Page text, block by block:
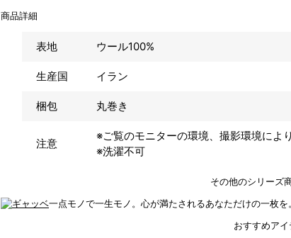
商品詳細
表地 ウール100%
生産国 イラン
梱包 丸巻き
注意
※ご覧のモニターの環境、撮影環境によ
※洗濯不可
その他のシリーズ
一点モノで一生モノ。心が満たされるあなただけの一枚を。
おすすめア